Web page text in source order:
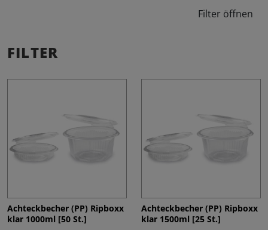
Filter öffnen
FILTER
Achteckbecher (PP) Ripboxx
klar 1000ml [50 St.]
Achteckbecher (PP) Ripboxx
klar 1500ml [25 St.]